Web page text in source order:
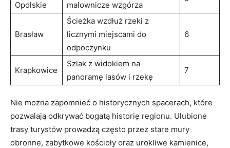
Opolskie
malownicze wzgórza
Brasław
Ścieżka wzdłuż rzeki z
licznymi miejscami do
odpoczynku
6
Krapkowice
Szlak⁣ z widokiem na‍
panoramę lasów i rzekę
7
Nie można zapomnieć ‌o historycznych spacerach, które‌
pozwalają odkrywać bogatą historię regionu. Ulubione
trasy turystów prowadzą często przez stare mury
obronne, zabytkowe kościoły oraz urokliwe kamienice,